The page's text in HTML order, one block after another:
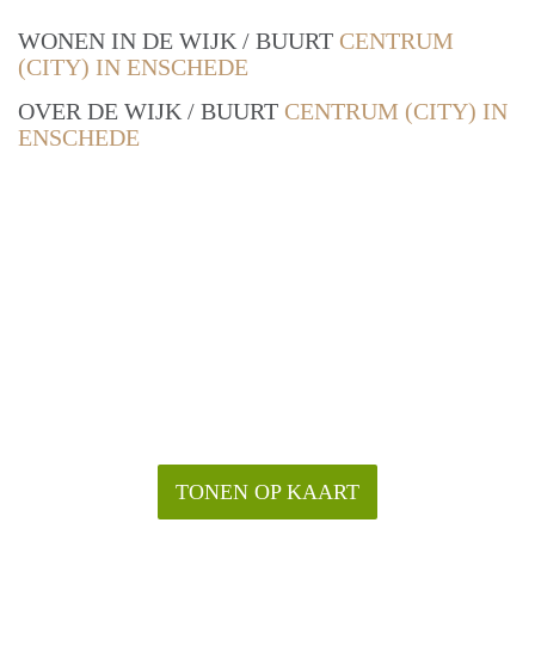
WONEN IN DE WIJK / BUURT CENTRUM
(CITY) IN ENSCHEDE
OVER DE WIJK / BUURT CENTRUM (CITY) IN
ENSCHEDE
TONEN OP KAART